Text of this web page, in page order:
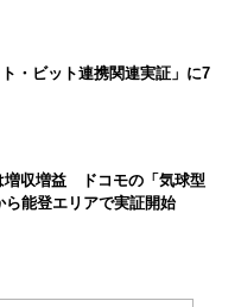
・ビット連携関連実証」に7
増収増益 ドコモの「気球型
ら能登エリアで実証開始